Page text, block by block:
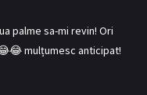
palme sa-mi revin! Ori
mulțumesc anticipat!